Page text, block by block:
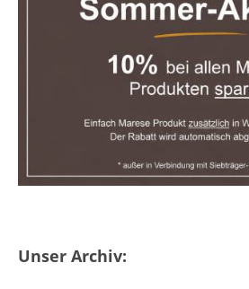
Unser Archiv: